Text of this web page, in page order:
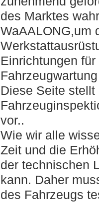
des Marktes
WaAALONG,um
Einrichtungen
Diese Seite
vor..
Wie wir alle
Zeit und die
der technischen
kann. Daher
des Fahrzeugs